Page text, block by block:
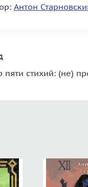
Антон
пяти стихий: (не)